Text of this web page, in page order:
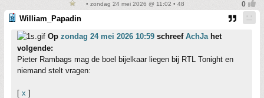
• zondag 24 mei 2026 @ 11:02 • 48
William_Papadin
Op zondag 24 mei 2026 10:59 schreef AchJahet
volgende:
Pieter Rambags mag de boel bijelkaar liegen bij RTL Tonight en
niemand stelt vragen:
[ x ]